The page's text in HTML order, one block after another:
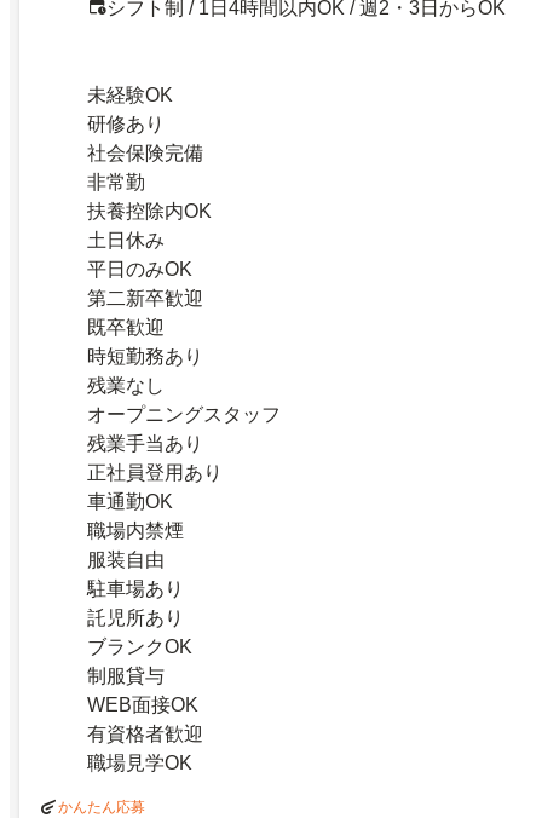
シフト制 / 1日4時間以内OK / 週2・3日からOK
未経験OK
研修あり
社会保険完備
非常勤
扶養控除内OK
土日休み
平日のみOK
第二新卒歓迎
既卒歓迎
時短勤務あり
残業なし
オープニングスタッフ
残業手当あり
正社員登用あり
車通勤OK
職場内禁煙
服装自由
駐車場あり
託児所あり
ブランクOK
制服貸与
WEB面接OK
有資格者歓迎
職場見学OK
かんたん応募